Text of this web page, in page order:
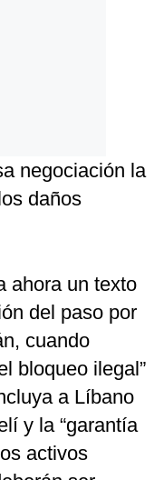
negociación la
daños
ahora un texto
del paso por
cuando
bloqueo ilegal”
a Líbano
y la “garantía
activos